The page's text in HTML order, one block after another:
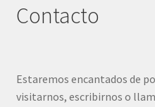
Contacto
Estaremos encantados de
visitarnos, escribirnos o